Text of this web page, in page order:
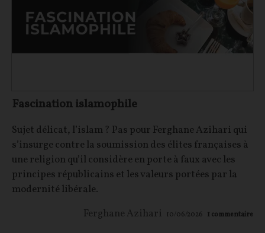
Fascination islamophile
Sujet délicat, l’islam ? Pas pour Ferghane Azihari qui
s’insurge contre la soumission des élites françaises à
une religion qu’il considère en porte à faux avec les
principes républicains et les valeurs portées par la
modernité libérale.
Ferghane Azihari 10/06/2026 1 commentaire